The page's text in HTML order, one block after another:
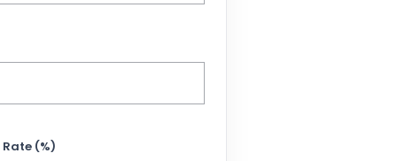
(%)